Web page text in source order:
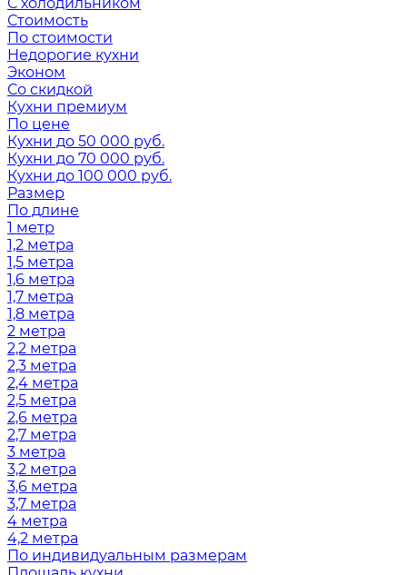
Стоимость
По стоимости
Недорогие кухни
Эконом
Со скидкой
Кухни премиум
По цене
Кухни до 50 000 руб.
Кухни до 70 000 руб.
Кухни до 100 000 руб.
Размер
По длине
1 метр
1,2 метра
1,5 метра
1,6 метра
1,7 метра
1,8 метра
2 метра
2,2 метра
2,3 метра
2,4 метра
2,5 метра
2,6 метра
2,7 метра
3 метра
3,2 метра
3,6 метра
3,7 метра
4 метра
4,2 метра
По индивидуальным размерам